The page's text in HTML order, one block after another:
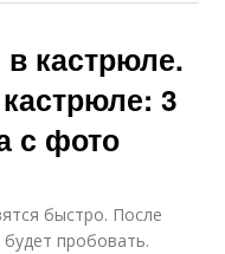
кастрюле.
3
с фото
быстро. После
будет пробовать.